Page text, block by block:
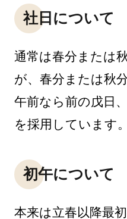
社日について
通常は春分または
が、春分または秋
午前なら前の戊日
を採用しています。
初午について
本来は立春以降最